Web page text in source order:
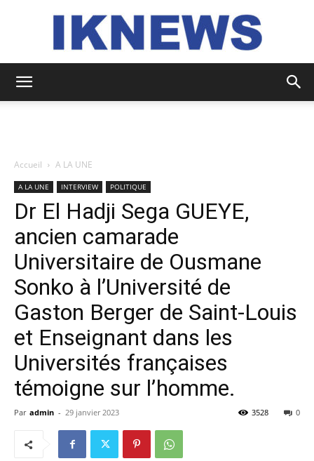
Accueil A LA UNE
A LA UNE INTERVIEW POLITIQUE
Dr El Hadji Sega GUEYE,
ancien camarade
Universitaire de Ousmane
Sonko à l’Université de
Gaston Berger de Saint-Louis
et Enseignant dans les
Universités françaises
témoigne sur l’homme.
Par admin - 29 janvier 2023 0
3528